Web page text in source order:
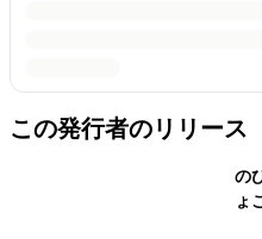
この発行者のリリース
の
ょ